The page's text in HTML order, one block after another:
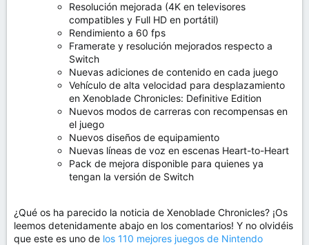
Resolución mejorada (4K en televisores
compatibles y Full HD en portátil)
Rendimiento a 60 fps
Framerate y resolución mejorados respecto a
Switch
Nuevas adiciones de contenido en cada juego
Vehículo de alta velocidad para desplazamiento
en Xenoblade Chronicles: Definitive Edition
Nuevos modos de carreras con recompensas en
el juego
Nuevos diseños de equipamiento
Nuevas líneas de voz en escenas Heart-to-Heart
Pack de mejora disponible para quienes ya
tengan la versión de Switch
¿Qué os ha parecido la noticia de Xenoblade Chronicles? ¡Os
leemos detenidamente abajo en los comentarios! Y no olvidéis
que este es uno de los 110 mejores juegos de Nintendo